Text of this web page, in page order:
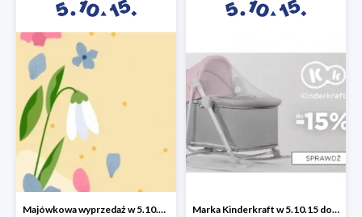
Majówkowa wyprzedaż w 5.10.15 do -70% Marka Kinderkraft w 5.10.15 do -15%